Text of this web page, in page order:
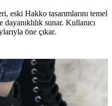
eski Hakko tasarımlarını temel
dayanıklılık sunar. Kullanıcı
öne çıkar.